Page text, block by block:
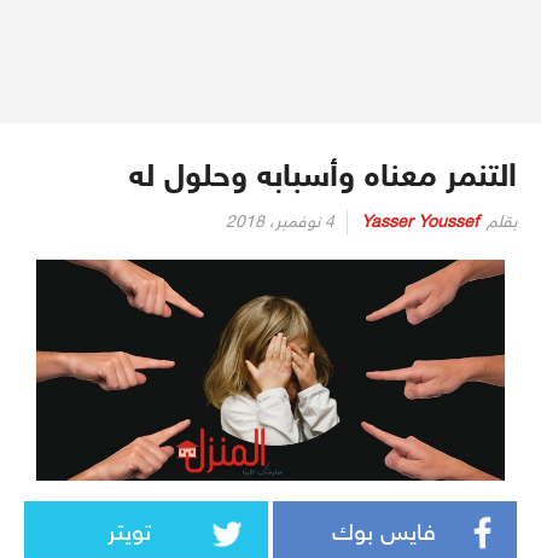
التنمر معناه وأسبابه وحلول له
بقلم Yasser Youssef 4 نوفمبر، 2018
فايس بوك تويتر